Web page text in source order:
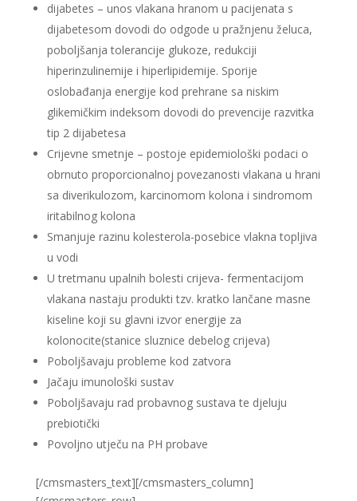
dijabetes – unos vlakana hranom u pacijenata s
dijabetesom dovodi do odgode u pražnjenu želuca,
poboljšanja tolerancije glukoze, redukciji
hiperinzulinemije i hiperlipidemije. Sporije
oslobađanja energije kod prehrane sa niskim
glikemičkim indeksom dovodi do prevencije razvitka
tip 2 dijabetesa
Crijevne smetnje – postoje epidemiološki podaci o
obrnuto proporcionalnoj povezanosti vlakana u hrani
sa diverikulozom, karcinomom kolona i sindromom
iritabilnog kolona
Smanjuje razinu kolesterola-posebice vlakna topljiva
u vodi
U tretmanu upalnih bolesti crijeva- fermentacijom
vlakana nastaju produkti tzv. kratko lančane masne
kiseline koji su glavni izvor energije za
kolonocite(stanice sluznice debelog crijeva)
Poboljšavaju probleme kod zatvora
Jačaju imunološki sustav
Poboljšavaju rad probavnog sustava te djeluju
prebiotički
Povoljno utječu na PH probave
[/cmsmasters_text][/cmsmasters_column]